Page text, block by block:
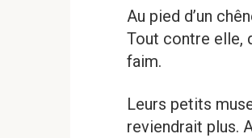
Au pied d’un
Tout contre elle,
faim.
Leurs petits
reviendrait plus.